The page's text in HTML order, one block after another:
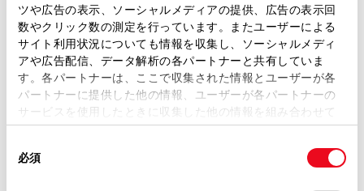
ツや広告の表示、ソーシャルメディアの提供、広告の表示回
数やクリック数の測定を行っています。またユーザーによる
サイト利用状況についても情報を収集し、ソーシャルメディ
アや広告配信、データ解析の各パートナーと共有していま
す。各パートナーは、ここで収集された情報とユーザーが各
パートナーに提供した他の情報、ユーザーが各パートナーの
サービスを使用したときに収集した他の情報を組み合わせて
使用することがあります。当ウェブサイトの使用を続行する
必須
施設情報・サービス